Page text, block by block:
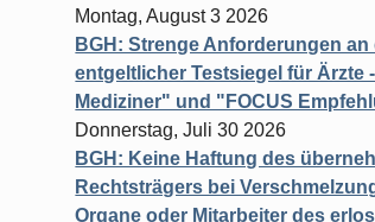
Montag, August 3 2026
BGH: Strenge Anforderungen
entgeltlicher Testsiegel für Ärzte
Mediziner" und "FOCUS
Donnerstag, Juli 30 2026
BGH: Keine Haftung des
Rechtsträgers bei
Organe oder Mitarbeiter des